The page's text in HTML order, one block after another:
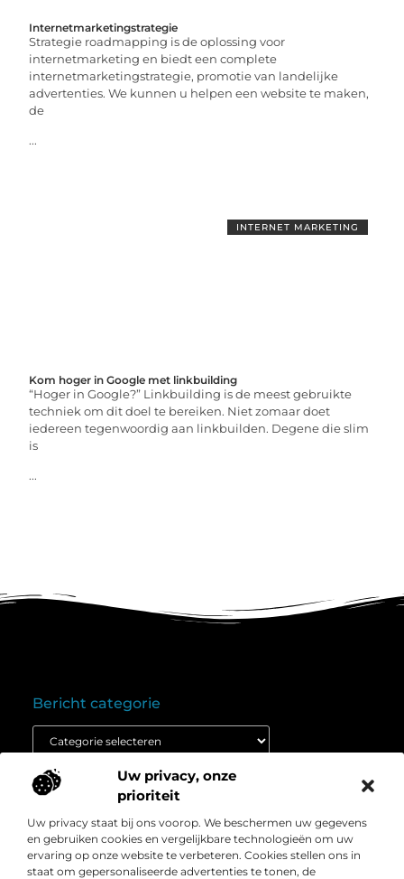
Uw privacy, onze
prioriteit
Uw privacy staat bij ons voorop. We beschermen uw gegevens
en gebruiken cookies en vergelijkbare technologieën om uw
ervaring op onze website te verbeteren. Cookies stellen ons in
staat om gepersonaliseerde advertenties te tonen, de
Internetmarketingstrategie
Strategie roadmapping is de oplossing voor
internetmarketing en biedt een complete
internetmarketingstrategie, promotie van landelijke
advertenties. We kunnen u helpen een website te maken,
de
...
INTERNET MARKETING
Kom hoger in Google met linkbuilding
“Hoger in Google?” Linkbuilding is de meest gebruikte
techniek om dit doel te bereiken. Niet zomaar doet
iedereen tegenwoordig aan linkbuilden. Degene die slim
is
...
Over
Bedrijf
” Het platform voor slimme inzichten en
conversieboosts “
Onze informatie
Bericht categorie